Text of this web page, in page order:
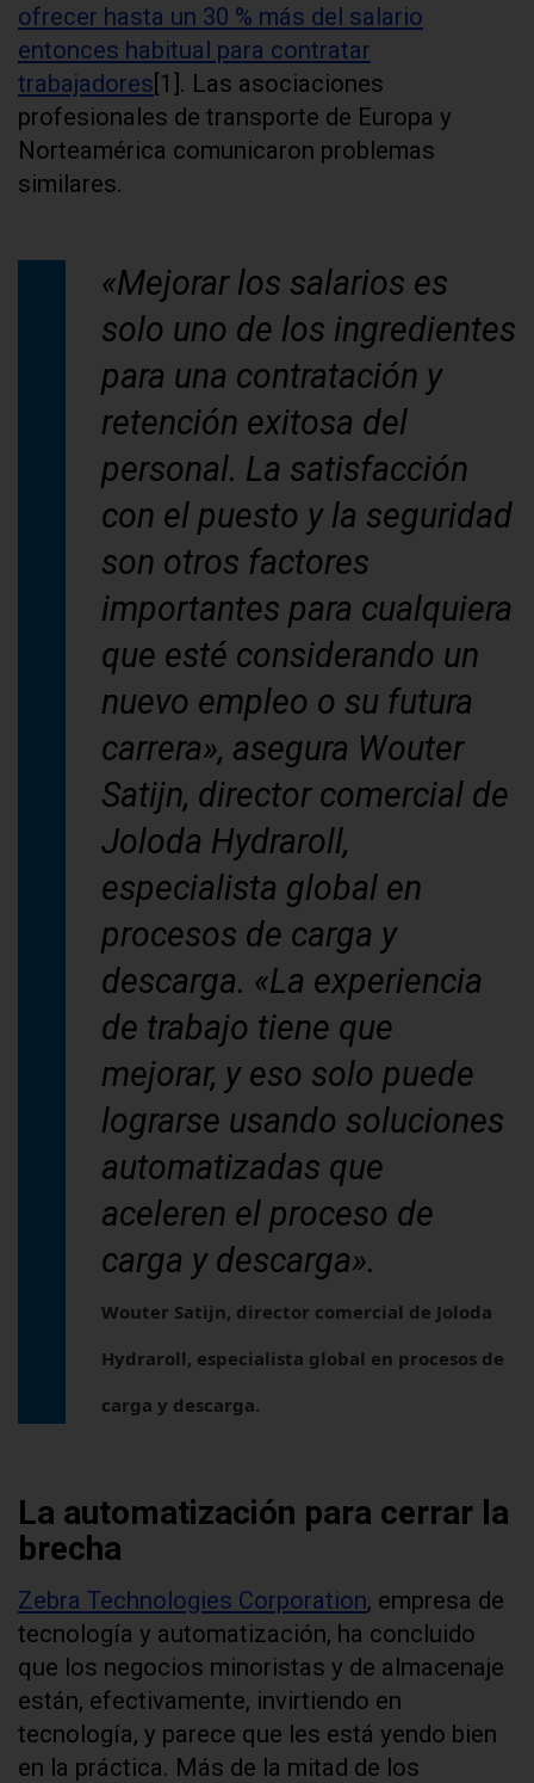
ofrecer hasta un 30 % más del salario
entonces habitual para contratar
trabajadores[1]. Las asociaciones
profesionales de transporte de Europa y
Norteamérica comunicaron problemas
similares.
«Mejorar los salarios es
solo uno de los ingredientes
para una contratación y
retención exitosa del
personal. La satisfacción
con el puesto y la seguridad
son otros factores
importantes para cualquiera
que esté considerando un
nuevo empleo o su futura
carrera», asegura Wouter
Satijn, director comercial de
Joloda Hydraroll,
especialista global en
procesos de carga y
descarga. «La experiencia
de trabajo tiene que
mejorar, y eso solo puede
lograrse usando soluciones
automatizadas que
aceleren el proceso de
carga y descarga».
Wouter Satijn, director comercial de Joloda
Hydraroll, especialista global en procesos de
carga y descarga.
La automatización para cerrar la
brecha
Zebra Technologies Corporation, empresa de
tecnología y automatización, ha concluido
que los negocios minoristas y de almacenaje
están, efectivamente, invirtiendo en
tecnología, y parece que les está yendo bien
en la práctica. Más de la mitad de los